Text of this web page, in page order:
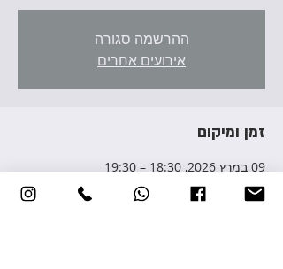
ההרשמה סגורה
אירועים אחרים
זמן ומיקום
09 במרץ 2026, 18:30 – 19:30
אברהם גירון 3, אברהם גירון 3, יהוד מונוסון,
ישראל